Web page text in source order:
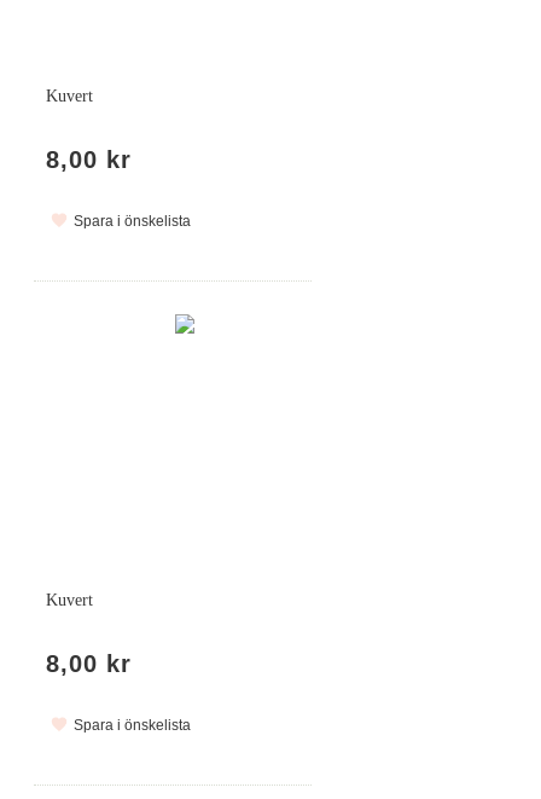
Kuvert
8,00 kr
Spara i önskelista
Kuvert
8,00 kr
Spara i önskelista